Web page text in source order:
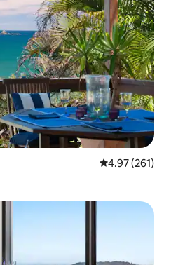
평점 4.97점(5
4.97 (261)